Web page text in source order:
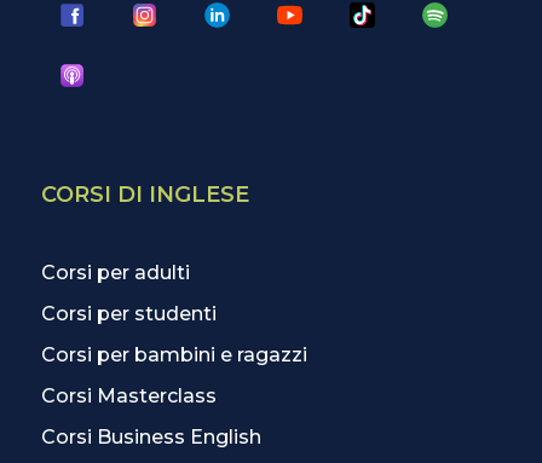
CORSI DI INGLESE
Corsi per adulti
Corsi per studenti
Corsi per bambini e ragazzi
Corsi Masterclass
Corsi Business English